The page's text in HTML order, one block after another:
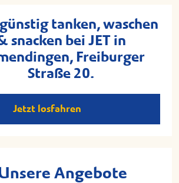
tanken, waschen
snacken bei JET in
Freiburger
Straße 20.
Jetzt losfahren
Angebote